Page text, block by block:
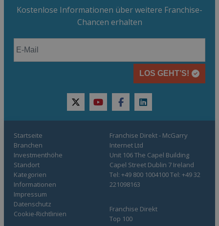
Kostenlose Informationen über weitere Franchise-
Chancen erhalten
LOS GEHT’S!
twitteryoutubefacebooklinkedin
Startseite
Branchen
Investmenthöhe
Standort
Kategorien
Informationen
Franchise Direkt
Top 100
Impressum
Datenschutz
Cookie-Richtlinien
Franchise Direkt - McGarry
Internet Ltd
Unit 106 The Capel Building
Capel Street Dublin 7 Ireland
Tel: +49 800 1004100 Tel: +49 32
221098163